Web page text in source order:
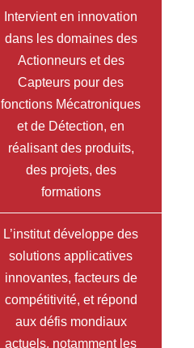
Intervient en innovation
dans les domaines des
Actionneurs et des
Capteurs pour des
fonctions Mécatroniques
et de Détection, en
réalisant des produits,
des projets, des
formations
L’institut développe des
solutions applicatives
innovantes, facteurs de
compétitivité, et répond
aux défis mondiaux
actuels, notamment les